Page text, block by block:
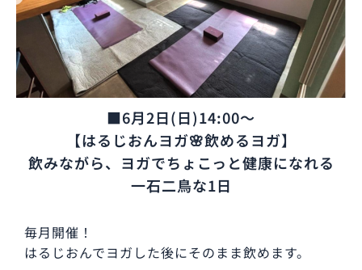
■6月2日(日)14:00～
【はるじおんヨガ🌸飲めるヨガ】
飲みながら、ヨガでちょこっと健康になれる
一石二鳥な1日
毎月開催！
はるじおんでヨガした後にそのまま飲めます。